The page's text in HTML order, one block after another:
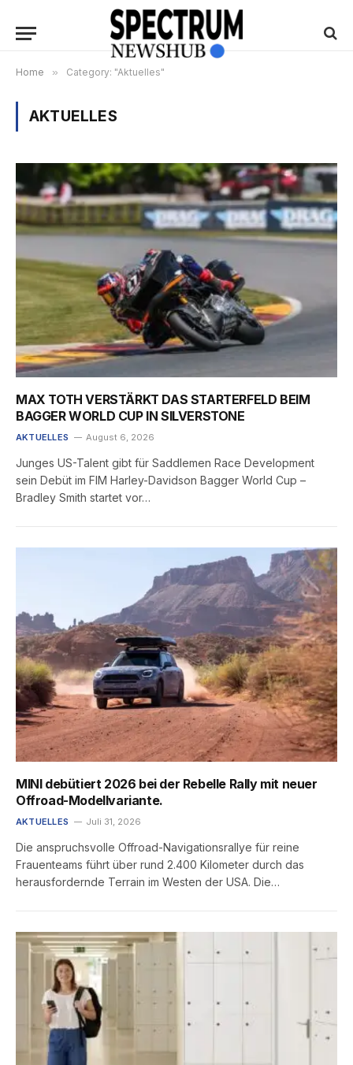
Home » Category: "Aktuelles"
AKTUELLES
MAX TOTH VERSTÄRKT DAS STARTERFELD BEIM
BAGGER WORLD CUP IN SILVERSTONE
AKTUELLES August 6, 2026
Junges US-Talent gibt für Saddlemen Race Development
sein Debüt im FIM Harley-Davidson Bagger World Cup –
Bradley Smith startet vor…
MINI debütiert 2026 bei der Rebelle Rally mit neuer
Offroad-Modellvariante.
AKTUELLES Juli 31, 2026
Die anspruchsvolle Offroad-Navigationsrallye für reine
Frauenteams führt über rund 2.400 Kilometer durch das
herausfordernde Terrain im Westen der USA. Die…